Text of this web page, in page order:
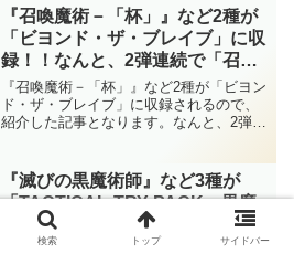
ド」と「Ｘ－セイバー」が収録です！！
【遊戯王OCG】
『召喚魔術－「杯」』など2種が
「ビヨンド・ザ・ブレイブ」に収
録！！なんと、2弾連続で「召喚
獣」の新規カード！？相手モンス
ターを素材にできる「召喚魔術」
や全体除去効果を持つ融合モンス
OCG】
『召喚魔術－「杯」』など2種が「ビヨン
ド・ザ・ブレイブ」に収録されるので、
紹介した記事となります。なんと、2弾連
全体除去効果を持つ融合モンスターが登
場です！！【遊戯王OCG】
『滅びの黒魔術師』など3種が
「TACTICAL-TRY PACK－黒魔
導・ＨＥＲＯ・御巫－」に収
録！！新たな「ティマイオス」が
検索 トップ サイドバー